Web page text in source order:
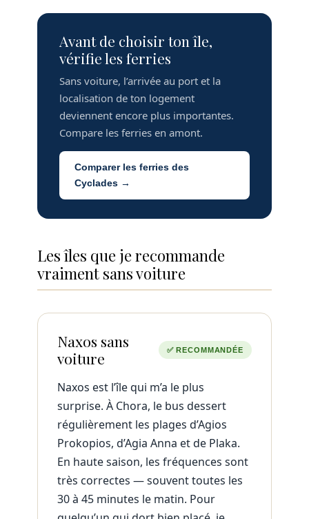
Avant de choisir ton île,
vérifie les ferries
Sans voiture, l’arrivée au port et la
localisation de ton logement
deviennent encore plus importantes.
Compare les ferries en amont.
Comparer les ferries des
Cyclades →
Les îles que je recommande
vraiment sans voiture
Naxos sans
voiture
✅ RECOMMANDÉE
Naxos est l’île qui m’a le plus
surprise. À Chora, le bus dessert
régulièrement les plages d’Agios
Prokopios, d’Agia Anna et de Plaka.
En haute saison, les fréquences sont
très correctes — souvent toutes les
30 à 45 minutes le matin. Pour